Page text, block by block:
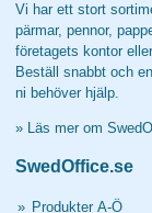
Vi har ett stort
pärmar, pennor,
företagets kontor
Beställ snabbt och
ni behöver hjälp.
» Läs mer om
SwedOffice.se
» Produkter A-Ö